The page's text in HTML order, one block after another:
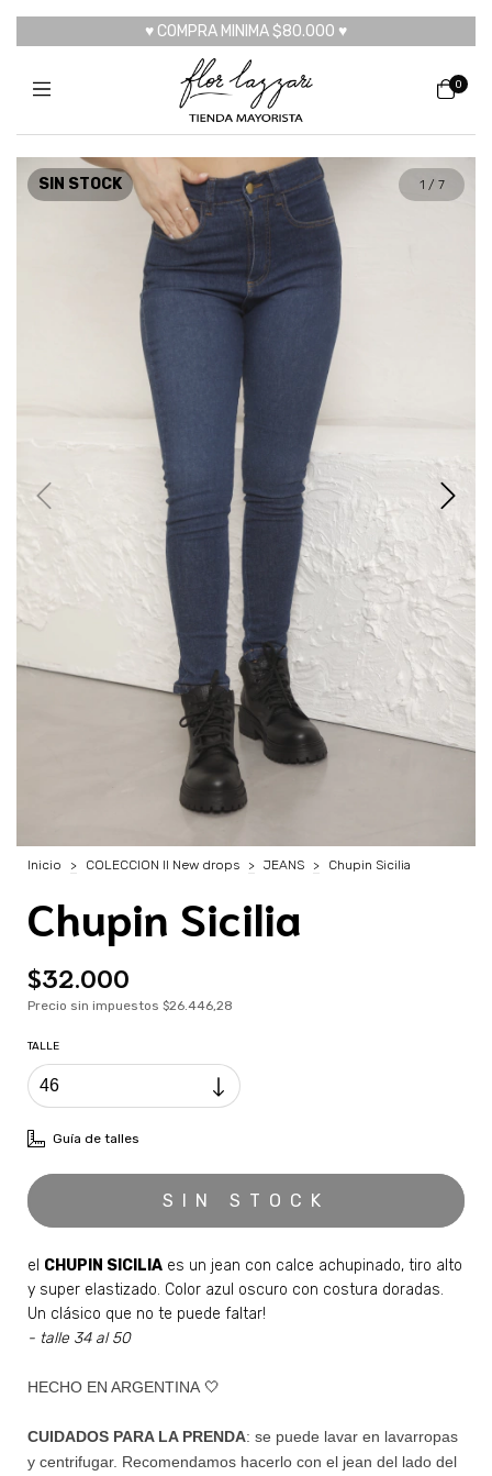
♥ COMPRA MINIMA $80.000 ♥
0
SIN STOCK 1 / 7
Inicio > COLECCION II New drops > JEANS > Chupin Sicilia
Chupin Sicilia
$32.000
Precio sin impuestos $26.446,28
TALLE
Guía de talles
el CHUPIN SICILIA es un jean con calce achupinado, tiro alto
y super elastizado. Color azul oscuro con costura doradas.
Un clásico que no te puede faltar!
- talle 34 al 50
HECHO EN ARGENTINA 🤍
CUIDADOS PARA LA PRENDA: se puede lavar en lavarropas
y centrifugar. Recomendamos hacerlo con el jean del lado del